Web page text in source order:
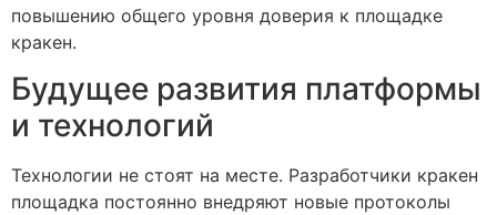
повышению общего уровня доверия к площадке
кракен.
Будущее развития платформы
и технологий
Технологии не стоят на месте. Разработчики кракен
площадка постоянно внедряют новые протоколы